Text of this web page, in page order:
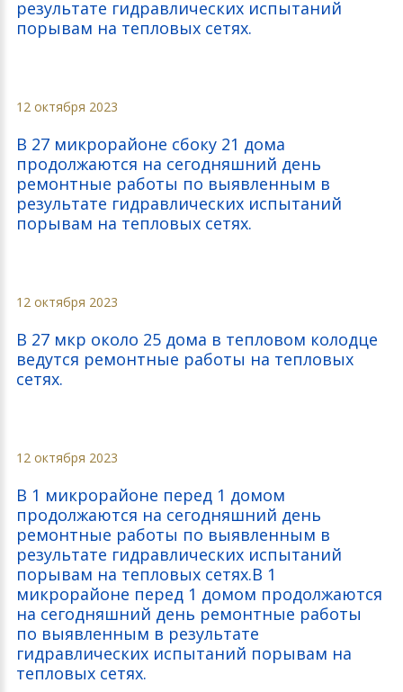
результате гидравлических испытаний
порывам на тепловых сетях.
12 октября 2023
В 27 микрорайоне сбоку 21 дома
продолжаются на сегодняшний день
ремонтные работы по выявленным в
результате гидравлических испытаний
порывам на тепловых сетях.
12 октября 2023
В 27 мкр около 25 дома в тепловом колодце
ведутся ремонтные работы на тепловых
сетях.
12 октября 2023
В 1 микрорайоне перед 1 домом
продолжаются на сегодняшний день
ремонтные работы по выявленным в
результате гидравлических испытаний
порывам на тепловых сетях.В 1
микрорайоне перед 1 домом продолжаются
на сегодняшний день ремонтные работы
по выявленным в результате
гидравлических испытаний порывам на
тепловых сетях.